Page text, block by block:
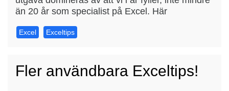
än 20 år som specialist på Excel. Här
Excel Exceltips
Fler användbara Exceltips!